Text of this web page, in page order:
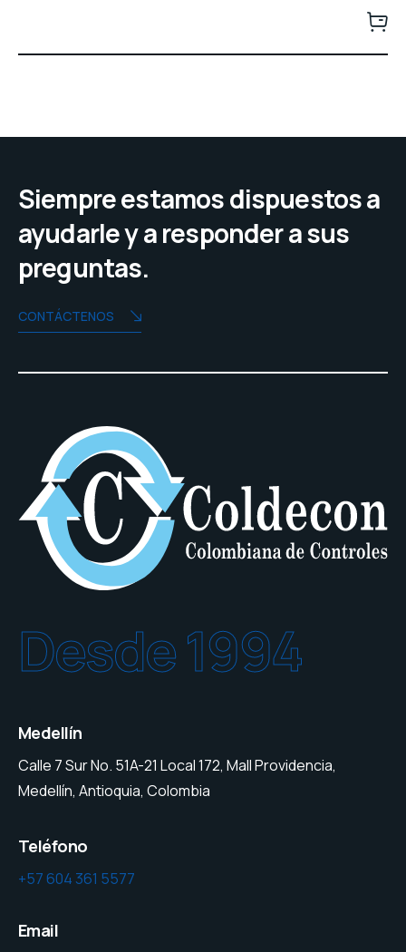
Siempre estamos dispuestos a
ayudarle y a responder a sus
preguntas.
CONTÁCTENOS
Desde 1994
Medellín
Calle 7 Sur No. 51A-21 Local 172, Mall Providencia,
Medellín, Antioquia, Colombia
Teléfono
+57 604 361 5577
Email